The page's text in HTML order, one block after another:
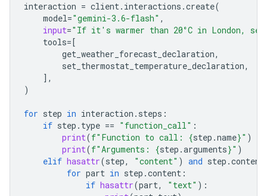
interaction = client. interactions .create(
model="gemini-3.6-flash" ,
input="If it's warmer than 20°C in London,
tools= [
get_weather_forecast_declaration,
set_thermostat_temperature_declaration,
],
)
for step in interaction . steps :
if step . type == "function_call" :
print(f"Function to call: {step .name}" )
print(f"Arguments: {step .arguments}" )
elif hasattr(step, "content" ) and step .content
for part in step .content :
if hasattr(part, "text" ):